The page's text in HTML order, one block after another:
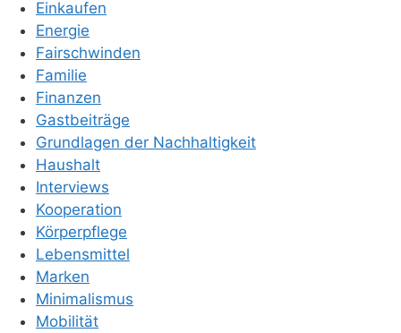
Einkaufen
Energie
Fairschwinden
Familie
Finanzen
Gastbeiträge
Grundlagen der Nachhaltigkeit
Haushalt
Interviews
Kooperation
Körperpflege
Lebensmittel
Marken
Minimalismus
Mobilität